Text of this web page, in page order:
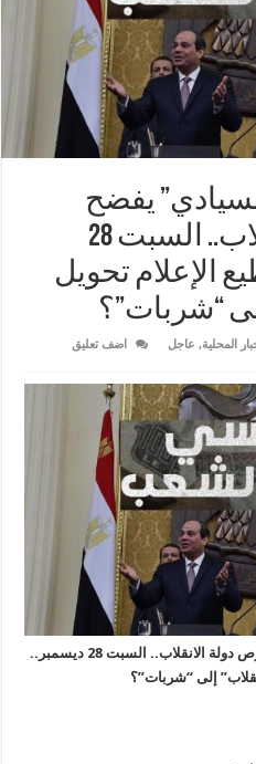
يفضح
لصوص دولة الانقلاب.. السبت 28
الإعلام تحويل
“شربات”؟
المحلية, عاجل
اضف تعليق
تحصين صندوق “السيادي” يفضح لصوص دولة الانقلاب.. السبت 28 ديسمبر..
إلى “شربات”؟